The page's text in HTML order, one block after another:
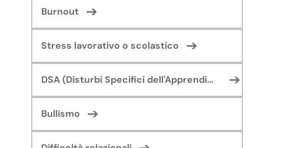
Burnout
Stress lavorativo o scolastico
DSA (Disturbi Specifici dell'Apprendimento)
Bullismo